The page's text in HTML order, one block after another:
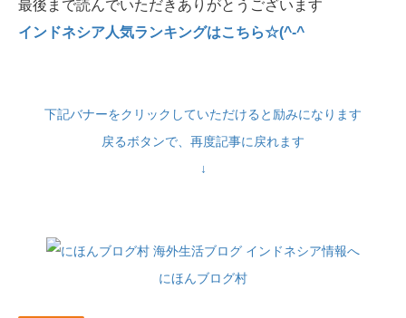
最後まで読んでいただきありがとうございます
インドネシア人気ランキングはこちら☆(^-^
下記バナーをクリックしていただけると励みになります
戻るボタンで、再度記事に戻れます
↓
にほんブログ村